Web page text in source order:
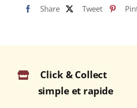
Share
Tweet
Click & Collect
simple et rapide